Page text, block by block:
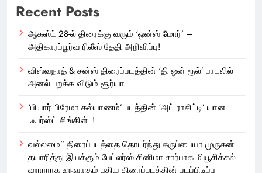
Recent Posts
ஆகஸ்ட் 28-ல் திரைக்கு வரும் ‘ஒன்ஸ் மோர்’ –
அதிகாரப்பூர்வ ரிலீஸ் தேதி அறிவிப்பு!
விஸ்வநாத் & சன்ஸ் திரைப்படத்தின் ‘தி ஒன் ரூல்’ பாடலில்
அனல் பறக்க விடும் சூர்யா
‘பியார் பிரேமா கல்யாணம்’ படத்தின் ‘அட் ராசிட்டி’ யான
ஃபர்ஸ்ட் சிங்கிள் !
வல்லமை” திரைப்படத்தை தொடர்ந்து கருப்பையா முருகன்
தயாரித்து இயக்கும் பேட்லர்ஸ் சினிமா சார்பாக மியூசிக்கல்
ஹாரராக உருவாகும் புதிய திரைப்படத்தின் படப்பிடிப்பு